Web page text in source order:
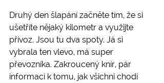
Druhý den šlapání začněte tím, že si
ušetříte nějaký kilometr a využijte
přívoz. Jsou tu dva spoty. Já si
vybrala ten vlevo, má super
převozníka. Zakroucený knír, pár
informací k tomu, jak všichni chodí